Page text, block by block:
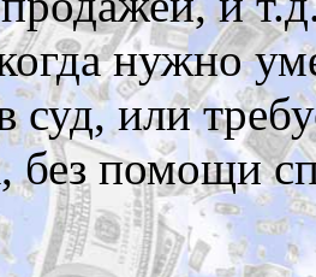
нужно
суд, или
без помощи